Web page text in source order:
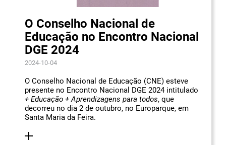
O Conselho Nacional de
Educação no Encontro Nacional
DGE 2024
2024-10-04
O Conselho Nacional de Educação (CNE) esteve
presente no Encontro Nacional DGE 2024 intitulado
+ Educação + Aprendizagens para todos, que
decorreu no dia 2 de outubro, no Europarque, em
Santa Maria da Feira.